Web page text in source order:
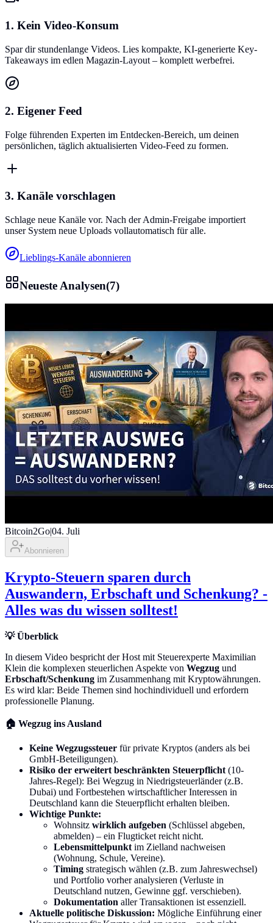
1. Kein Video-Konsum
Spar dir stundenlange Videos. Lies kompakte, KI-generierte Key-
Takeaways im edlen Magazin-Layout – komplett werbefrei.
2. Eigener Feed
Folge führenden Experten im Entdecken-Bereich, um deinen
persönlichen, täglich aktualisierten Video-Feed zu formen.
3. Kanäle vorschlagen
Schlage neue Kanäle vor. Nach der Admin-Freigabe importiert
unser System neue Uploads vollautomatisch für alle.
Lieblings-Kanäle abonnieren
Neueste Analysen(7)
Bitcoin2Go|04. Juli
Abonnieren
Krypto-Steuern sparen durch
Auswandern, Erbschaft und Schenkung? -
Alles was du wissen solltest!
💡 Überblick
In diesem Video bespricht der Host mit Steuerexperte Maximilian
Klein die komplexen steuerlichen Aspekte von Wegzug und
Erbschaft/Schenkung im Zusammenhang mit Kryptowährungen.
Es wird klar: Beide Themen sind hochindividuell und erfordern
professionelle Planung.
🏠 Wegzug ins Ausland
Keine Wegzugssteuer für private Kryptos (anders als bei
GmbH-Beteiligungen).
Risiko der erweitert beschränkten Steuerpflicht (10-
Jahres-Regel): Bei Wegzug in Niedrigsteuerländer (z.B.
Dubai) und Fortbestehen wirtschaftlicher Interessen in
Deutschland kann die Steuerpflicht erhalten bleiben.
Wichtige Punkte:
Wohnsitz wirklich aufgeben (Schlüssel abgeben,
abmelden) – ein Flugticket reicht nicht.
Lebensmittelpunkt im Zielland nachweisen
(Wohnung, Schule, Vereine).
Timing strategisch wählen (z.B. zum Jahreswechsel)
und Portfolio vorher analysieren (Verluste in
Deutschland nutzen, Gewinne ggf. verschieben).
Dokumentation aller Transaktionen ist essenziell.
Aktuelle politische Diskussion: Mögliche Einführung einer